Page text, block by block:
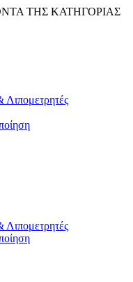
ΤΗΣ ΚΑΤΗΓΟΡΙΑΣ
Λιπομετρητές
Λιπομετρητές